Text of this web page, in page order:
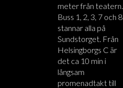
meter från teatern.
Buss 1, 2, 3, 7 och 8
stannar alla på
Sundstorget. Från
Helsingborgs C är
det ca 10 min i
långsam
promenadtakt till